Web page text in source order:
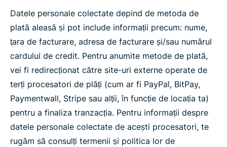
Datele personale colectate depind de metoda de
plată aleasă și pot include informații precum: nume,
țara de facturare, adresa de facturare și/sau numărul
cardului de credit. Pentru anumite metode de plată,
vei fi redirecționat către site-uri externe operate de
terți procesatori de plăți (cum ar fi PayPal, BitPay,
Paymentwall, Stripe sau alții, în funcție de locația ta)
pentru a finaliza tranzacția. Pentru informații despre
datele personale colectate de acești procesatori, te
rugăm să consulți termenii și politica lor de